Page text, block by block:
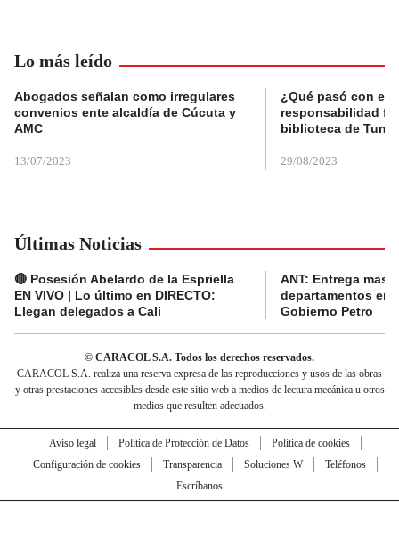
Lo más leído
Abogados señalan como irregulares
convenios ente alcaldía de Cúcuta y
AMC
13/07/2023
¿Qué pasó con el
responsabilidad
biblioteca de
29/08/2023
Últimas Noticias
🔴 Posesión Abelardo de la Espriella
EN VIVO | Lo último en DIRECTO:
Llegan delegados a Cali
ANT: Entrega
departamentos en
Gobierno Petro
© CARACOL S.A. Todos los derechos reservados.
CARACOL S.A. realiza una reserva expresa de las reproducciones y usos de las obras
y otras prestaciones accesibles desde este sitio web a medios de lectura mecánica u otros
medios que resulten adecuados.
Aviso legal Política de Protección de Datos
Política de cookies
Configuración de cookies
Transparencia Soluciones W
Teléfonos
Escríbanos